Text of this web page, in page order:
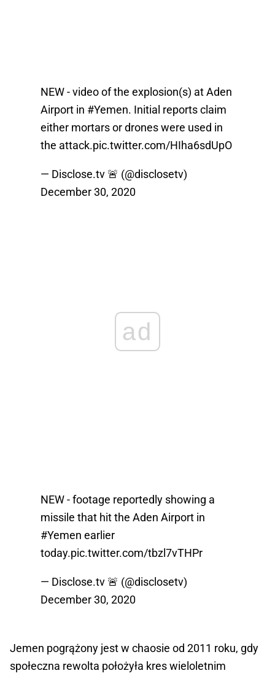
NEW - video of the explosion(s) at Aden
Airport in #Yemen. Initial reports claim
either mortars or drones were used in
the attack.pic.twitter.com/HIha6sdUpO
— Disclose.tv 🚨 (@disclosetv)
December 30, 2020
ad
NEW - footage reportedly showing a
missile that hit the Aden Airport in
#Yemen earlier
today.pic.twitter.com/tbzl7vTHPr
— Disclose.tv 🚨 (@disclosetv)
December 30, 2020
Jemen pogrążony jest w chaosie od 2011 roku, gdy
społeczna rewolta położyła kres wieloletnim